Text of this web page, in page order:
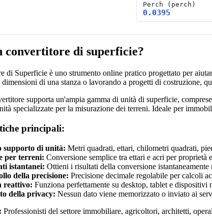
Perch ( perch )
0.0395
convertitore di superficie?
di Superficie è uno strumento online pratico progettato per
di una stanza o lavorando a progetti di costruzione,
supporta un'ampia gamma di unità di superficie,
specializzate per la misurazione dei terreni. Ideale per
principali:
supporto di unità: Metri quadrati, ettari, chilometri quadrati,
per terreni: Conversione semplice tra ettari e acri per proprietà
istantanei: Ottieni i risultati della conversione istantaneamente
della precisione: Precisione decimale regolabile per calcoli
reattivo: Funziona perfettamente su desktop, tablet e dispositivi
della privacy: Nessun dato viene memorizzato o inviato ai
Professionisti del settore immobiliare, agricoltori, architetti,